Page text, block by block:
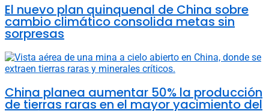
El nuevo plan quinquenal de China sobre
cambio climático consolida metas sin
sorpresas
China planea aumentar 50% la producción
de tierras raras en el mayor yacimiento del